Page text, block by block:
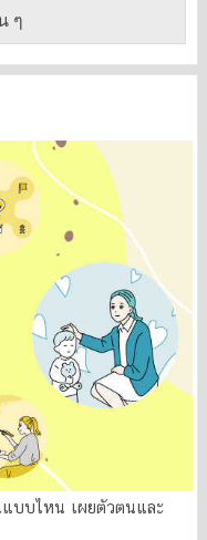
ๆ
บบไหน เผยตัวตนและ